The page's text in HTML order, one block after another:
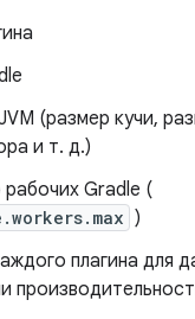
(размер кучи,
и т. д.)
Gradle (
)
плагина для